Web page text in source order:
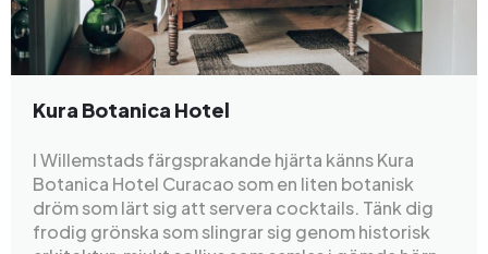
Kura Botanica Hotel
I Willemstads färgsprakande hjärta känns Kura
Botanica Hotel Curacao som en liten botanisk
dröm som lärt sig att servera cocktails. Tänk dig
frodig grönska som slingrar sig genom historisk